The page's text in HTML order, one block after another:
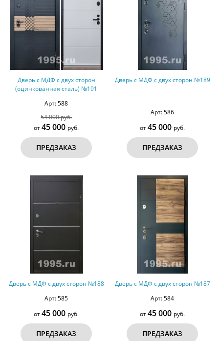
Дверь с МДФ с двух сторон
(оцинкованная сталь) №191
Арт: 588
54 000 руб.
от45 000 руб.
ПРЕДЗАКАЗ
Дверь с МДФ с двух сторон №189
Арт: 586
от45 000 руб.
ПРЕДЗАКАЗ
Дверь с МДФ с двух сторон №188
Арт: 585
от45 000 руб.
ПРЕДЗАКАЗ
Дверь с МДФ с двух сторон №187
Арт: 584
от45 000 руб.
ПРЕДЗАКАЗ